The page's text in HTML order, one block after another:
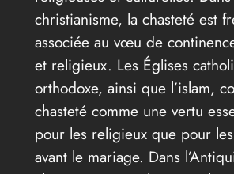
christianisme, la chasteté est
associée au vœu de
et religieux. Les Églises
orthodoxe, ainsi que l’islam,
chasteté comme une vertu
pour les religieux que pour
avant le mariage. Dans